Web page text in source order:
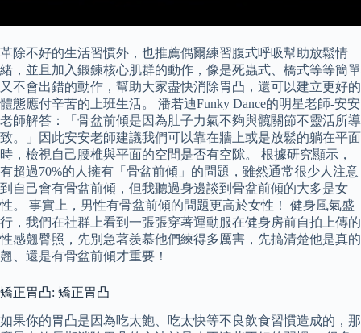
革除不好的生活習慣外，也推薦偶爾練習腹式呼吸幫助放鬆情
緒，並且加入鍛鍊核心肌群的動作，像是死蟲式、橋式等等簡單
又不會出錯的動作，幫助大家盡快消除胃凸，還可以建立更好的
體態應付辛苦的上班生活。 潘若迪Funky Dance的明星老師-安安
老師解答：「骨盆前傾是因為肚子力氣不夠與髖關節不靈活所導
致。」因此安安老師建議我們可以靠在牆上或是放鬆的躺在平面
時，檢視自己腰椎與平面的空間是否有空隙。 根據研究顯示，
有超過70%的人擁有「骨盆前傾」的問題，雖然通常很少人注意
到自己會有骨盆前傾，但我聽過身邊談到骨盆前傾的大多是女
性。 事實上，男性有骨盆前傾的問題更高於女性！ 健身風氣盛
行，我們在社群上看到一張張穿著運動服在健身房前自拍上傳的
性感翹臀照，先別急著羨慕他們練得多厲害，先搞清楚他是真的
翹、還是有骨盆前傾才重要！
矯正胃凸: 矯正胃凸
如果你的胃凸是因為吃太飽、吃太快等不良飲食習慣造成的，那